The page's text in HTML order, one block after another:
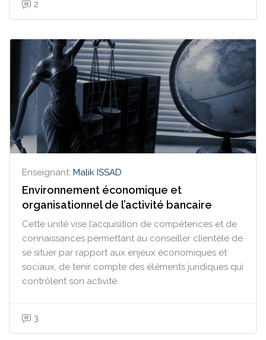
2
Enseignant: Malik ISSAD
Environnement économique et
organisationnel de l’activité bancaire
Cette unité vise l’acquisition de compétences et de
connaissances permettant au conseiller clientèle de
se situer par rapport aux enjeux économiques et
sociaux, de tenir compte des éléments juridiques qui
contrôlent son activité.
3